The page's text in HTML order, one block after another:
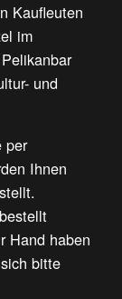
Kaufleuten
im
und
per
Ihnen
Hand haben
bitte